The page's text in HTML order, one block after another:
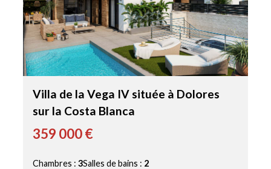
Villa de la Vega IV située à Dolores
sur la Costa Blanca
359 000 €
Chambres :3Salles de bains : 2